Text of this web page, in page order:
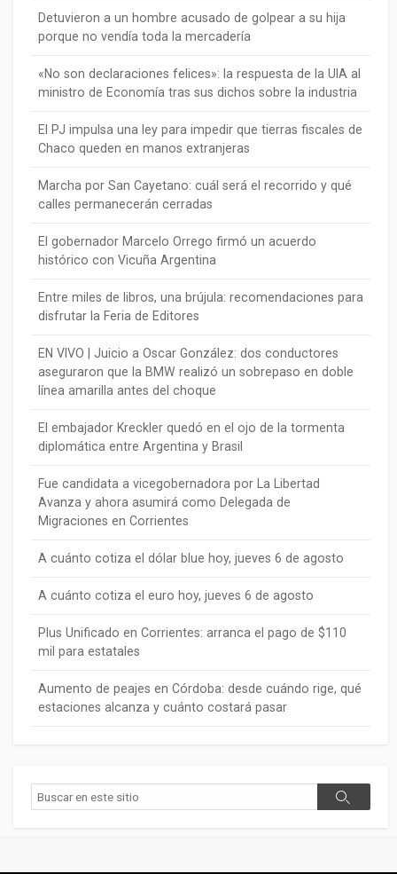
Detuvieron a un hombre acusado de golpear a su hija
porque no vendía toda la mercadería
«No son declaraciones felices»: la respuesta de la UIA al
ministro de Economía tras sus dichos sobre la industria
El PJ impulsa una ley para impedir que tierras fiscales de
Chaco queden en manos extranjeras
Marcha por San Cayetano: cuál será el recorrido y qué
calles permanecerán cerradas
El gobernador Marcelo Orrego firmó un acuerdo
histórico con Vicuña Argentina
Entre miles de libros, una brújula: recomendaciones para
disfrutar la Feria de Editores
EN VIVO | Juicio a Oscar González: dos conductores
aseguraron que la BMW realizó un sobrepaso en doble
línea amarilla antes del choque
El embajador Kreckler quedó en el ojo de la tormenta
diplomática entre Argentina y Brasil
Fue candidata a vicegobernadora por La Libertad
Avanza y ahora asumirá como Delegada de
Migraciones en Corrientes
A cuánto cotiza el dólar blue hoy, jueves 6 de agosto
A cuánto cotiza el euro hoy, jueves 6 de agosto
Plus Unificado en Corrientes: arranca el pago de $110
mil para estatales
Aumento de peajes en Córdoba: desde cuándo rige, qué
estaciones alcanza y cuánto costará pasar
Buscar
Buscar